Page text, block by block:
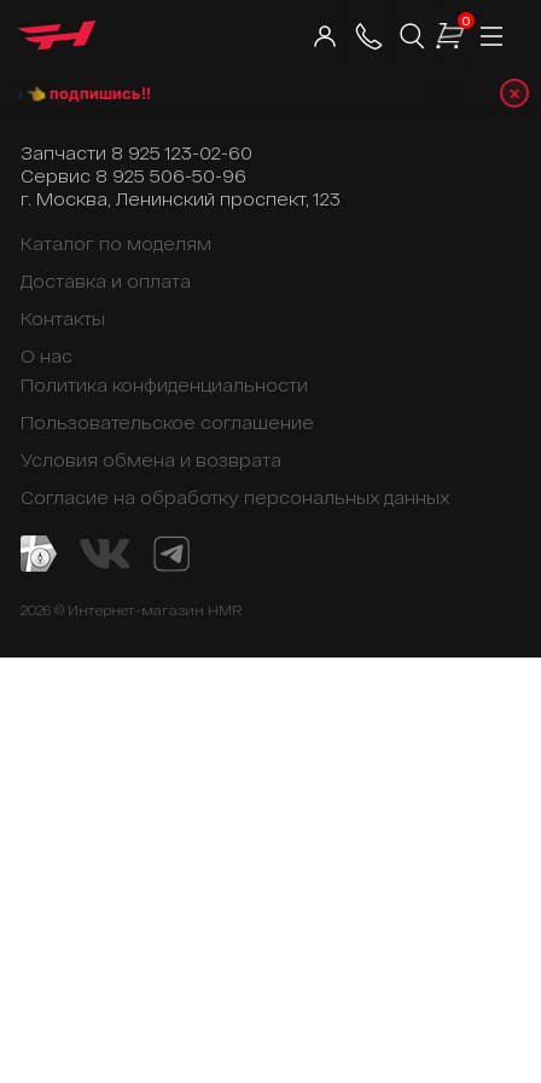
0
👈 подпишись!! ×
Запчасти 8 925 123-02-60
Сервис 8 925 506-50-96
г. Москва, Ленинский проспект, 123
Каталог по моделям
Доставка и оплата
Контакты
О нас
Политика конфиденциальности
Пользовательское соглашение
Условия обмена и возврата
Согласие на обработку персональных данных
2026 © Интернет-магазин HMR